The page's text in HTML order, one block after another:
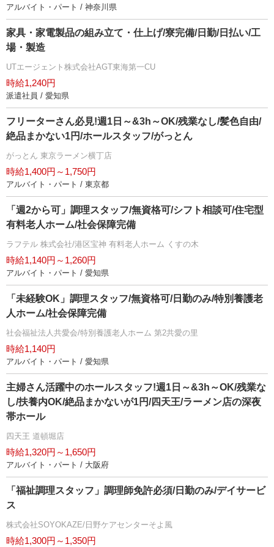
アルバイト・パート / 神奈川県
家具・家電製品の組み立て・仕上げ/寮完備/日勤/日払い/工
場・製造
UTエージェント株式会社AGT東海第一CU
時給1,240円
派遣社員 / 愛知県
フリーターさん必見!週1日～&3h～OK/残業なし/髪色自由/
絶品まかない1円/ホールスタッフ/がっとん
がっとん 東京ラーメン横丁店
時給1,400円～1,750円
アルバイト・パート / 東京都
「週2から可」調理スタッフ/無資格可/シフト相談可/住宅型
有料老人ホーム/社会保障完備
ラフテル 株式会社/港区宝神 有料老人ホーム くすの木
時給1,140円～1,260円
アルバイト・パート / 愛知県
「未経験OK」調理スタッフ/無資格可/日勤のみ/特別養護老
人ホーム/社会保障完備
社会福祉法人共愛会/特別養護老人ホーム 第2共愛の里
時給1,140円
アルバイト・パート / 愛知県
主婦さん活躍中のホールスタッフ!週1日～&3h～OK/残業な
し/扶養内OK/絶品まかないが1円/四天王/ラーメン店の深夜
帯ホール
四天王 道頓堀店
時給1,320円～1,650円
アルバイト・パート / 大阪府
「福祉調理スタッフ」調理師免許必須/日勤のみ/デイサービ
ス
株式会社SOYOKAZE/日野ケアセンターそよ風
時給1,300円～1,350円